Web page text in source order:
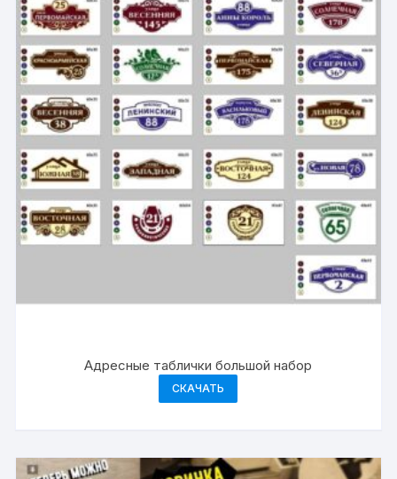
Адресные таблички большой набор
СКАЧАТЬ